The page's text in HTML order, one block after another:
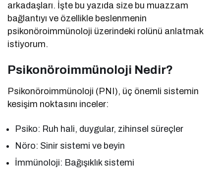
arkadaşları. İşte bu yazıda size bu muazzam
bağlantıyı ve özellikle beslenmenin
psikonöroimmünoloji üzerindeki rolünü anlatmak
istiyorum.
Psikonöroimmünoloji Nedir?
Psikonöroimmünoloji (PNI), üç önemli sistemin
kesişim noktasını inceler:
Psiko: Ruh hali, duygular, zihinsel süreçler
Nöro: Sinir sistemi ve beyin
İmmünoloji: Bağışıklık sistemi